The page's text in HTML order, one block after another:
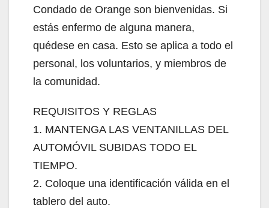
Condado de Orange son bienvenidas. Si
estás enfermo de alguna manera,
quédese en casa. Esto se aplica a todo el
personal, los voluntarios, y miembros de
la comunidad.
REQUISITOS Y REGLAS
1. MANTENGA LAS VENTANILLAS DEL
AUTOMÓVIL SUBIDAS TODO EL
TIEMPO.
2. Coloque una identificación válida en el
tablero del auto.